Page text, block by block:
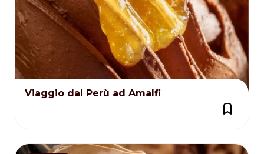
Viaggio dal Perù ad Amalfi